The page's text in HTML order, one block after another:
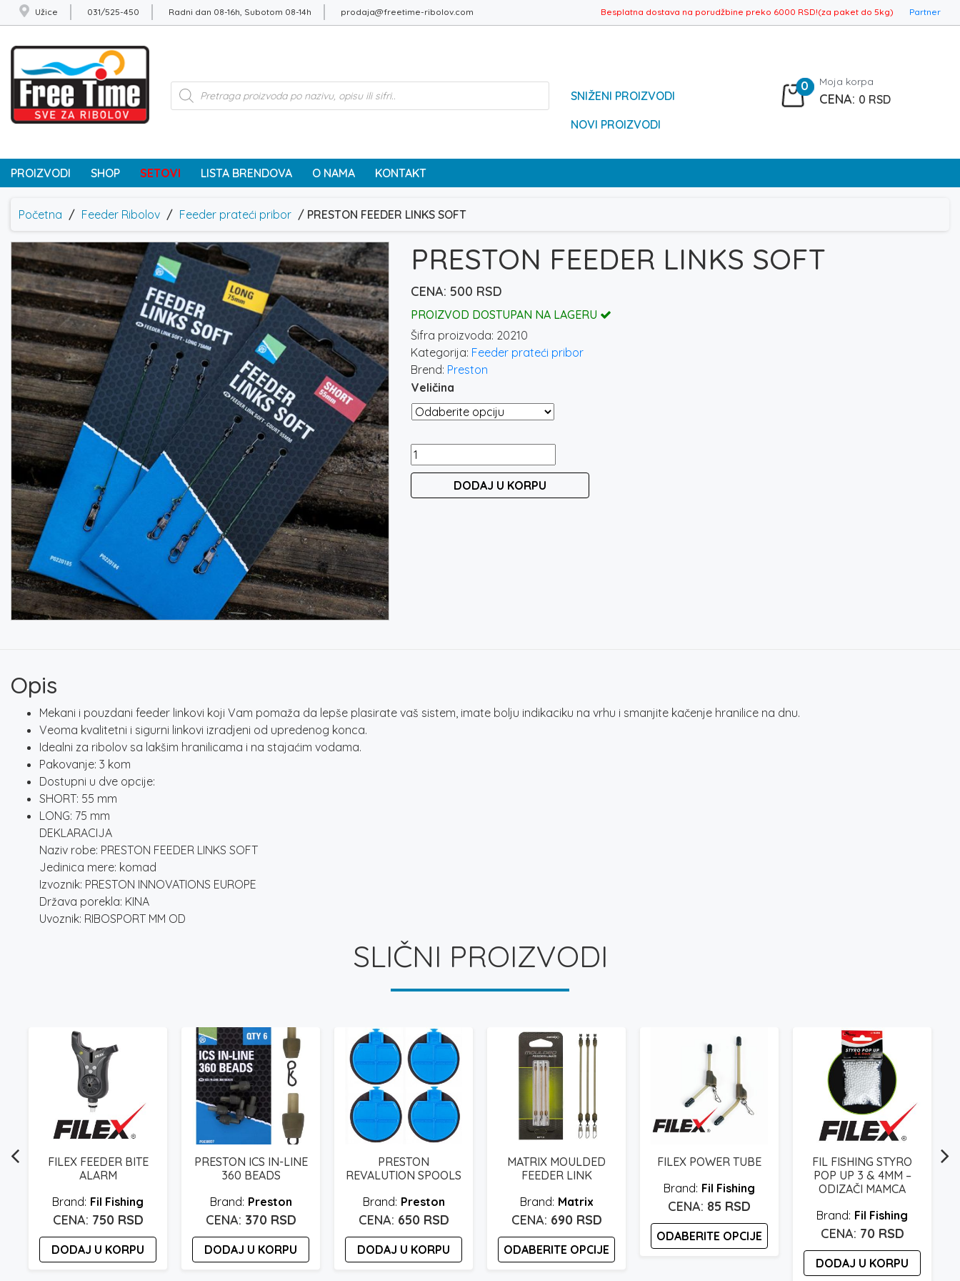
Užice 031/525-450 Radni dan 08-16h, Subotom 08-14h prodaja@freetime-ribolov.com Besplatna dostava na porudžbine preko 6000 RSD!(za paket do 5kg) Partner
Products
search
SNIŽENI PROIZVODI
NOVI PROIZVODI
0 Moja korpa
0 RSD
PROIZVODI SHOP SETOVI LISTA BRENDOVA O NAMA KONTAKT
Početna / Feeder Ribolov / Feeder prateći pribor / PRESTON FEEDER LINKS SOFT
PRESTON FEEDER LINKS SOFT
500 RSD
PROIZVOD DOSTUPAN NA LAGERU
Šifra proizvoda: 20210
Kategorija: Feeder prateći pribor
Brend: Preston
Veličina
PRESTON
FEEDER
SOFT
DODAJ U KORPU
Opis
Mekani i pouzdani feeder linkovi koji Vam pomaža da lepše plasirate vaš sistem, imate bolju indikaciku na vrhu i smanjite kačenje hranilice na dnu.
Veoma kvalitetni i sigurni linkovi izradjeni od upredenog konca.
Idealni za ribolov sa lakšim hranilicama i na stajaćim vodama.
Pakovanje: 3 kom
Dostupni u dve opcije:
SHORT: 55 mm
LONG: 75 mm
DEKLARACIJA
Naziv robe: PRESTON FEEDER LINKS SOFT
Jedinica mere: komad
Izvoznik: PRESTON INNOVATIONS EUROPE
Država porekla: KINA
Uvoznik: RIBOSPORT MM OD
SLIČNI PROIZVODI
FILEX FEEDER BITE
ALARM
Fil Fishing
750 RSD
DODAJ U KORPU
PRESTON ICS IN-LINE
360 BEADS
Preston
370 RSD
DODAJ U KORPU
PRESTON
REVALUTION SPOOLS
Preston
650 RSD
DODAJ U KORPU
MATRIX MOULDED
FEEDER LINK
Matrix
690 RSD
ODABERITE OPCIJE
FILEX POWER TUBE
Fil Fishing
85 RSD
ODABERITE OPCIJE
FIL FISHING STYRO
POP UP 3 & 4MM –
ODIZAČI MAMCA
Fil Fishing
70 RSD
DODAJ U KORPU